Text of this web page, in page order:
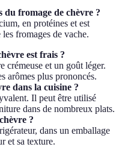
du fromage de chèvre ?
en protéines et est
fromages de vache.
est frais ?
crémeuse et un goût léger.
arômes plus prononcés.
dans la cuisine ?
Il peut être utilisé
dans de nombreux plats.
?
dans un emballage
et sa texture.